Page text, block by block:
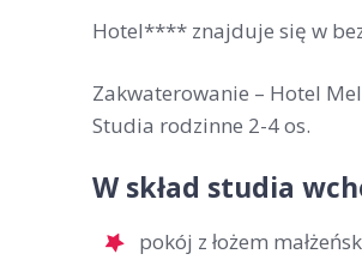
Hotel**** znajduje się w
Zakwaterowanie – Hotel
Studia rodzinne 2-4 os.
W skład studia
pokój z łożem